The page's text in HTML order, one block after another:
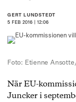
GERT LUNDSTEDT
5 FEB 2016 | 12:06
Foto: Etienne
När EU-
Juncker i